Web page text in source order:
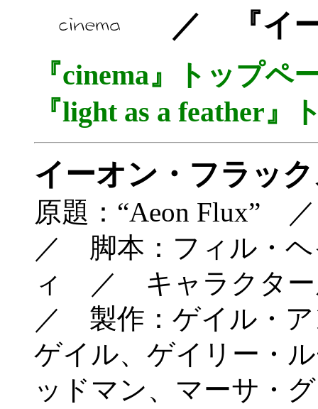
／ 『イー
『cinema』トップペ
『light as a feather
イーオン・フラッ
原題：“Aeon Flux”
／ 脚本：フィル・
ィ ／ キャラクタ
／ 製作：ゲイル・
ゲイル、ゲイリー・
ッドマン、マーサ